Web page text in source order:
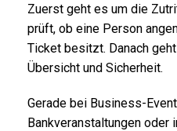
Zuerst geht es um die
prüft, ob eine Person
Ticket besitzt. Danach
Übersicht und Sicherheit.
Gerade bei Business-
Bankveranstaltungen oder